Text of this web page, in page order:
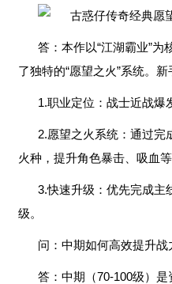
答：本作以“江湖霸业”
了独特的“愿望之火”系统。新
1.职业定位：战士近战爆
2.愿望之火系统：通过完
火种，提升角色暴击、吸血
3.快速升级：优先完成主
级。
问：中期如何高效提升
答：中期（70-100级）